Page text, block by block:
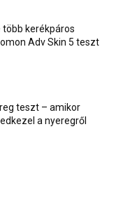
több kerékpáros
Adv Skin 5 teszt
teszt – amikor
a nyeregről